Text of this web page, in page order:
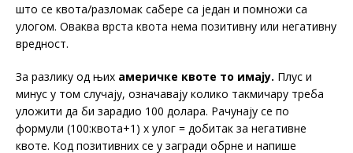
што се квота/разломак сабере са један и помножи са
улогом. Оваква врста квота нема позитивну или негативну
вредност.
За разлику од њих америчке квоте то имају. Плус и
минус у том случају, означавају колико такмичару треба
уложити да би зарадио 100 долара. Рачунају се по
формули (100:квота+1) х улог = добитак за негативне
квоте. Код позитивних се у загради обрне и напише